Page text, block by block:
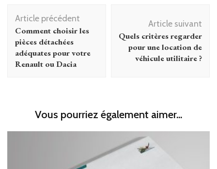
Navigation
d'article
Article précédent
Comment choisir les
pièces détachées
adéquates pour votre
Renault ou Dacia
Article suivant
Quels critères regarder
pour une location de
véhicule utilitaire ?
Vous pourriez également aimer...